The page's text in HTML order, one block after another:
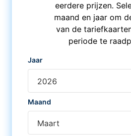
eerdere prijzen.
maand en jaar om
van de
periode te
Jaar
2026
Maand
Maart